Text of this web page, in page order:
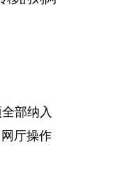
部纳入
厅操作